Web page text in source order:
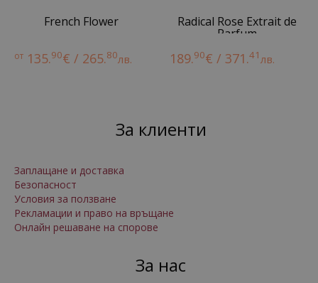
French Flower
от 135.90€ / 265.80лв.
Radical Rose Extrait de
Parfum
189.90€ / 371.41лв.
За клиенти
Заплащане и доставка
Безопасност
Условия за ползване
Рекламации и право на връщане
Онлайн решаване на спорове
За нас